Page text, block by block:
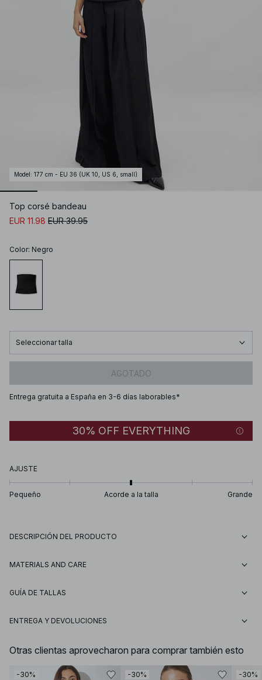
Model : 177 cm - EU 36 (UK 10, US 6, small)
Top corsé bandeau
EUR 11.98 EUR 39.95
Color: Negro
Seleccionar talla
AGOTADO
Entrega gratuita a España en 3-6 días laborables*
30% OFF EVERYTHING
AJUSTE
Pequeño Acorde a la talla Grande
DESCRIPCIÓN DEL PRODUCTO
MATERIALS AND CARE
GUÍA DE TALLAS
ENTREGA Y DEVOLUCIONES
Otras clientas aprovecharon para comprar también esto
-30% -30% -30%